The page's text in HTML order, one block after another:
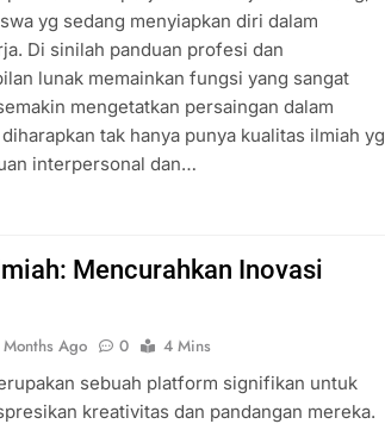
yg sedang menyiapkan diri dalam
Di sinilah panduan profesi dan
lunak memainkan fungsi yang sangat
mengetatkan persaingan dalam
tak hanya punya kualitas ilmiah yg
interpersonal dan…
Mencurahkan Inovasi
Ago 0
4 Mins
sebuah platform signifikan untuk
kreativitas dan pandangan mereka.